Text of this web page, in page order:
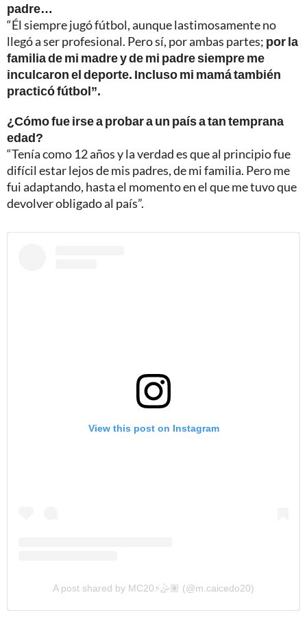
padre…
“Él siempre jugó fútbol, aunque lastimosamente no
llegó a ser profesional. Pero sí, por ambas partes; por la
familia de mi madre y de mi padre siempre me
inculcaron el deporte. Incluso mi mamá también
practicó fútbol”.
¿Cómo fue irse a probar a un país a tan temprana
edad?
“Tenía como 12 años y la verdad es que al principio fue
difícil estar lejos de mis padres, de mi familia. Pero me
fui adaptando, hasta el momento en el que me tuvo que
devolver obligado al país”.
View this post on Instagram
A post shared by MC20⚡️🤹🏽 (@m.caicedo20)